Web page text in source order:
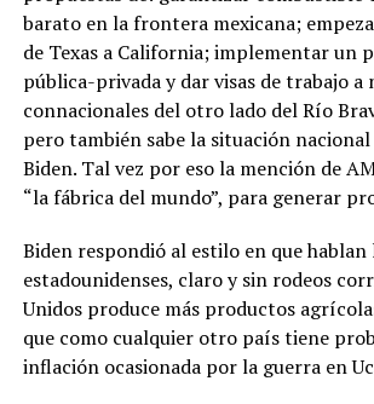
barato en la frontera mexicana;
de Texas a California; implementar un
pública-privada y dar visas de trabajo a
connacionales del otro lado del Río
pero también sabe la situación
Biden. Tal vez por eso la mención de
“la fábrica del mundo”, para generar
Biden respondió al estilo en que hablan
estadounidenses, claro y sin rodeos
Unidos produce más productos
que como cualquier otro país tiene
inflación ocasionada por la guerra en